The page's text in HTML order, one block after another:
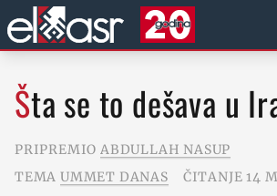
Šta se to dešava u
PRIPREMIO ABDULLAH NASUP
TEMA UMMET DANAS ČITANJE 14